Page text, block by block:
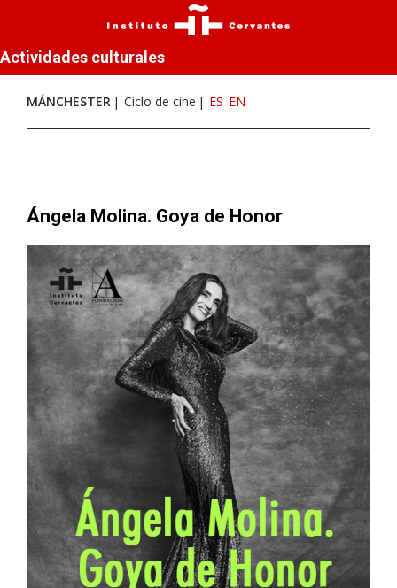
Actividades culturales
MÁNCHESTER Ciclo de cine ES EN
Ángela Molina. Goya de Honor